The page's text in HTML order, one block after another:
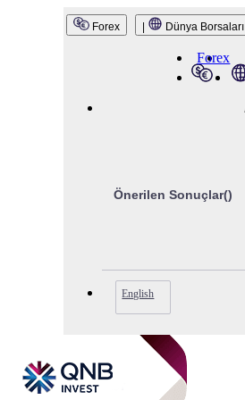
QNB Invest
Forex Dünya Borsaları
Forex
Önerilen Sonuçlar()
English